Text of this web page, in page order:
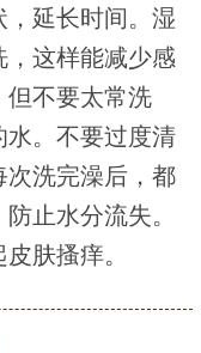
延长时间。湿
这样能减少感
但不要太常洗
水。不要过度清
次洗完澡后，都
止水分流失。
肤搔痒。